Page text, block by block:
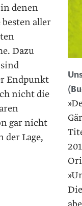
denen
aller
Dazu
Endpunkt
nicht die
gar nicht
der Lage,